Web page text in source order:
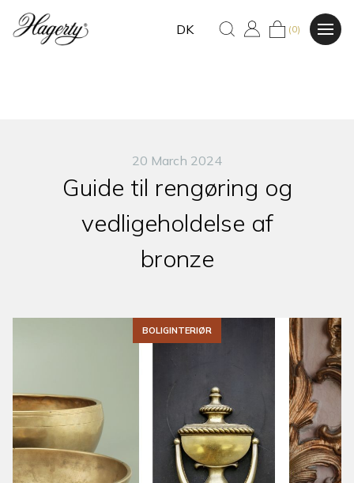
DK (0)
20 March 2024
Guide til rengøring og
vedligeholdelse af
bronze
BOLIGINTERIØR